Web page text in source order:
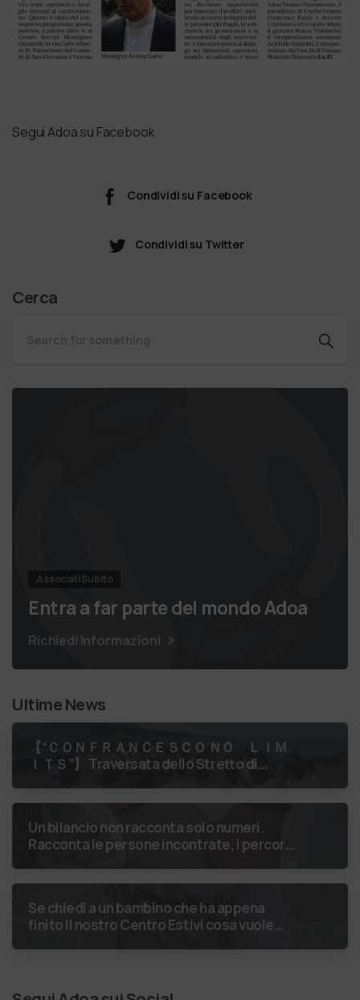
Segui Adoa su Facebook
Condividi su Facebook
Condividi su Twitter
Cerca
Associati Subito
Entra a far parte del mondo Adoa
Richiedi Informazioni
Ultime News
【 “ＣＯＮＦＲＡＮＣＥＳＣＯ ＮＯ ＬＩＭ
ＩＴＳ”】 Traversata dello Stretto di
Un bilancio non racconta solo numeri.
Racconta le persone incontrate, i percorsi
Se chiedi a un bambino che ha appena
finito il nostro Centro Estivi cosa vuole